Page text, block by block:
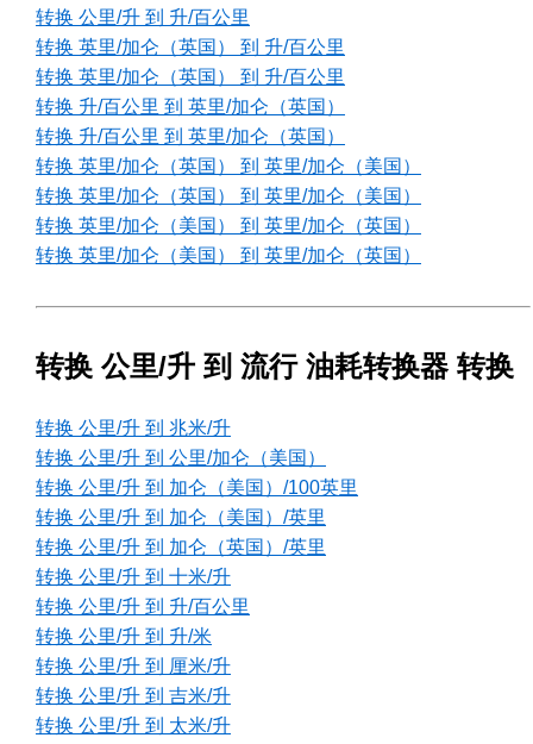
转换 公里/升 到 升/百公里
转换 英里/加仑（英国） 到 升/百公里
转换 英里/加仑（英国） 到 升/百公里
转换 升/百公里 到 英里/加仑（英国）
转换 升/百公里 到 英里/加仑（英国）
转换 英里/加仑（英国） 到 英里/加仑（美国）
转换 英里/加仑（英国） 到 英里/加仑（美国）
转换 英里/加仑（美国） 到 英里/加仑（英国）
转换 英里/加仑（美国） 到 英里/加仑（英国）
转换 公里/升 到 流行 油耗转换器 转换
转换 公里/升 到 兆米/升
转换 公里/升 到 公里/加仑（美国）
转换 公里/升 到 加仑（美国）/100英里
转换 公里/升 到 加仑（美国）/英里
转换 公里/升 到 加仑（英国）/英里
转换 公里/升 到 十米/升
转换 公里/升 到 升/百公里
转换 公里/升 到 升/米
转换 公里/升 到 厘米/升
转换 公里/升 到 吉米/升
转换 公里/升 到 太米/升